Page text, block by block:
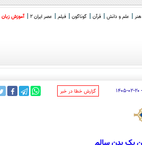
علم و دانش قرآن گوناگون فیلم عصر ایران 2 آموزش زبان
‌گزارش خطا در خبر